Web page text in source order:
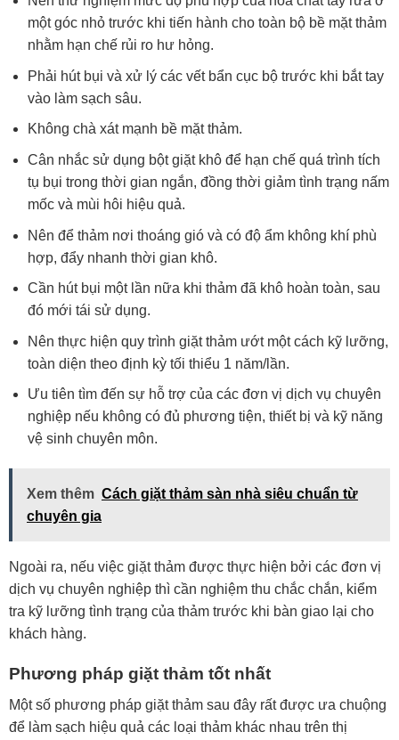
một góc nhỏ trước khi tiến hành cho toàn bộ bề mặt thảm
nhằm hạn chế rủi ro hư hỏng.
Phải hút bụi và xử lý các vết bẩn cục bộ trước khi bắt tay
vào làm sạch sâu.
Không chà xát mạnh bề mặt thảm.
Cân nhắc sử dụng bột giặt khô để hạn chế quá trình tích
tụ bụi trong thời gian ngắn, đồng thời giảm tình trạng nấm
mốc và mùi hôi hiệu quả.
Nên để thảm nơi thoáng gió và có độ ẩm không khí phù
hợp, đẩy nhanh thời gian khô.
Cần hút bụi một lần nữa khi thảm đã khô hoàn toàn, sau
đó mới tái sử dụng.
Nên thực hiện quy trình giặt thảm ướt một cách kỹ lưỡng,
toàn diện theo định kỳ tối thiểu 1 năm/lần.
Ưu tiên tìm đến sự hỗ trợ của các đơn vị dịch vụ chuyên
nghiệp nếu không có đủ phương tiện, thiết bị và kỹ năng
vệ sinh chuyên môn.
Xem thêm Cách giặt thảm sàn nhà siêu chuẩn từ
chuyên gia
Ngoài ra, nếu việc giặt thảm được thực hiện bởi các đơn vị
dịch vụ chuyên nghiệp thì cần nghiệm thu chắc chắn, kiểm
tra kỹ lưỡng tình trạng của thảm trước khi bàn giao lại cho
khách hàng.
Phương pháp giặt thảm tốt nhất
Một số phương pháp giặt thảm sau đây rất được ưa chuộng
để làm sạch hiệu quả các loại thảm khác nhau trên thị